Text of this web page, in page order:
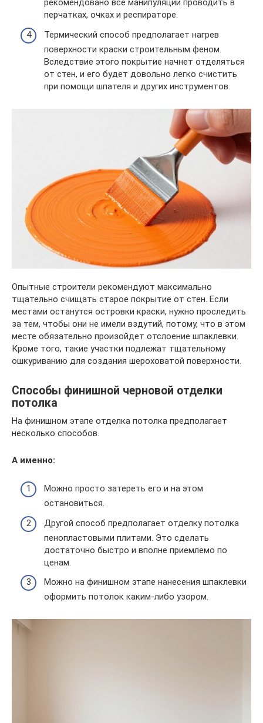
рекомендовано все манипуляции проводить в
перчатках, очках и респираторе.
Термический способ предполагает нагрев
поверхности краски строительным феном.
Вследствие этого покрытие начнет отделяться
от стен, и его будет довольно легко счистить
при помощи шпателя и других инструментов.
Опытные строители рекомендуют максимально
тщательно счищать старое покрытие от стен. Если
местами останутся островки краски, нужно проследить
за тем, чтобы они не имели вздутий, потому, что в этом
месте обязательно произойдет отслоение шпаклевки.
Кроме того, такие участки подлежат тщательному
ошкуриванию для создания шероховатой поверхности.
Способы финишной черновой отделки
потолка
На финишном этапе отделка потолка предполагает
несколько способов.
А именно:
Можно просто затереть его и на этом
остановиться.
Другой способ предполагает отделку потолка
пенопластовыми плитами. Это сделать
достаточно быстро и вполне приемлемо по
ценам.
Можно на финишном этапе нанесения шпаклевки
оформить потолок каким-либо узором.